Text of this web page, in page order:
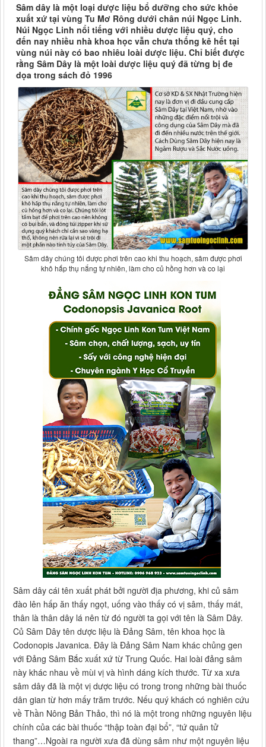
Sâm dây là một loại dược liệu bổ dưỡng cho sức khỏe
xuất xứ tại vùng Tu Mơ Rông dưới chân núi Ngọc Linh.
Núi Ngọc Linh nổi tiếng với nhiều dược liệu quý, cho
đến nay nhiều nhà khoa học vẫn chưa thống kê hết tại
vùng núi này có bao nhiêu loài dược liệu. Chỉ biết được
rằng Sâm Dây là một loài dược liệu quý đã từng bị đe
dọa trong sách đỏ 1996
Sâm dây chúng tôi được phơi trên cao khi thu hoạch, sâm được phơi
khô hấp thụ nắng tự nhiên, làm cho củ hồng hơn và co lại
Sâm dây cái tên xuất phát bởi người địa phương, khi củ sâm
đào lên hấp ăn thấy ngọt, uống vào thấy có vị sâm, thấy mát,
thân là thân dây lá nên từ đó người ta gọi với tên là Sâm Dây.
Củ Sâm Dây tên dược liệu là Đảng Sâm, tên khoa học là
Codonopis Javanica. Đây là Đảng Sâm Nam khác chủng gen
với Đảng Sâm Bắc xuất xứ từ Trung Quốc. Hai loài đảng sâm
này khác nhau về mùi vị và hình dáng kích thước. Từ xa xưa
sâm dây đã là một vị dược liệu có trong trong những bài thuốc
dân gian từ hơn mấy trăm trước. Nếu quý khách có nghiên cứu
về Thần Nông Bản Thảo, thì nó là một trong những nguyên liệu
chính của các bài thuốc “thập toàn đại bổ”, “tứ quân tử
thang”…Ngoài ra người xưa đã dùng sâm như một nguyên liệu